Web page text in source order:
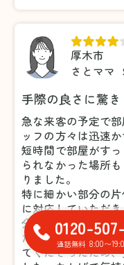
厚木市
さとママ
手際の良さに驚き
急な来客の予定で
ッフの方々は迅速
短時間で部屋がす
られなかった場所
りました。
特に細かい部分の
に対応していただ
分まできれいにし
た、不要品の仕分
てくださったため
0120-
通話無料 8:00〜